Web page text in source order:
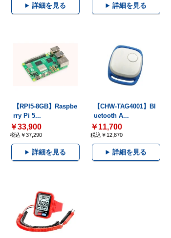
詳細を見る 詳細を見る
【RPI5-8GB】Raspbe
rry Pi 5...
￥33,900
税込￥37,290
詳細を見る
【CHW-TAG4001】Bl
uetooth A...
￥11,700
税込￥12,870
詳細を見る